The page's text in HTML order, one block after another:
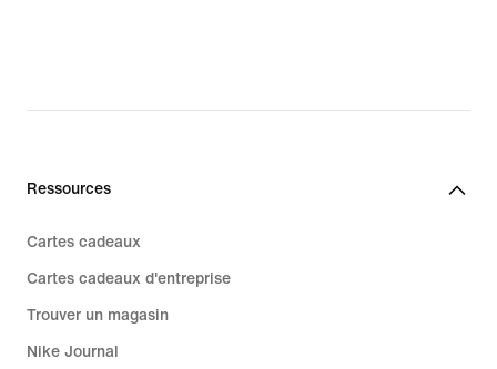
Ressources
Cartes cadeaux
Cartes cadeaux d'entreprise
Trouver un magasin
Nike Journal